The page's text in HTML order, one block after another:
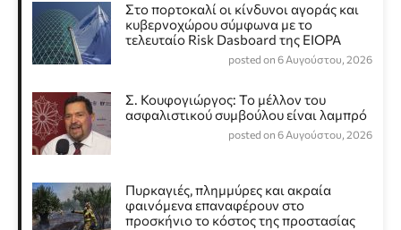
Στο πορτοκαλί οι κίνδυνοι αγοράς και
κυβερνοχώρου σύμφωνα με το
τελευταίο Risk Dasboard της EIOPA
posted on 6 Αυγούστου, 2026
Σ. Κουφογιώργος: To μέλλον του
ασφαλιστικού συμβούλου είναι λαμπρό
posted on 6 Αυγούστου, 2026
Πυρκαγιές, πλημμύρες και ακραία
φαινόμενα επαναφέρουν στο
προσκήνιο το κόστος της προστασίας